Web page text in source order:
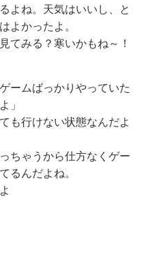
よね。天気はいいし、と
よかったよ。
てみる？寒いかもね～！
ームばっかりやっていた
」
も行けない状態なんだよ
ちゃうから仕方なくゲー
るんだよね。